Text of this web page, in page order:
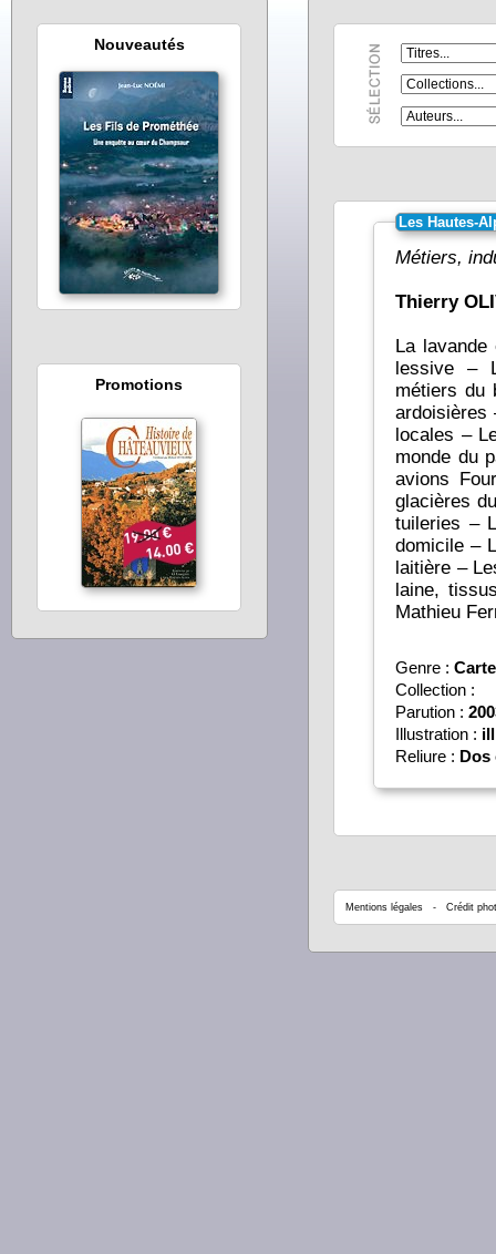
Les Hautes-
Métiers,
Thierry
La
lessive –
métiers du
ardoisières
locales –
monde du
avions
glacières
tuileries –
domicile –
laitière –
laine,
Mathieu
Genre :
Collection :
Parution :
Illustration :
Reliure : Dos
Mentions légales - Crédit
Nouveautés
Promotions